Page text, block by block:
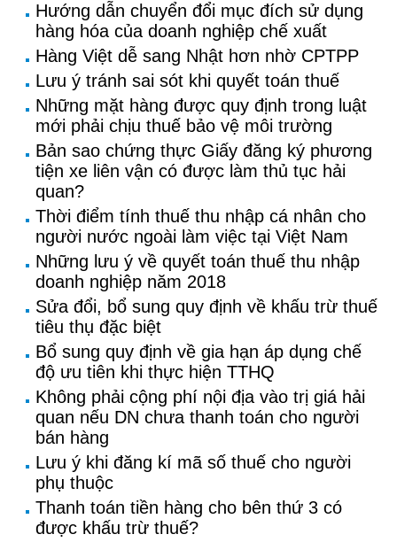
Hướng dẫn chuyển đổi mục đích sử dụng
hàng hóa của doanh nghiệp chế xuất
Hàng Việt dễ sang Nhật hơn nhờ CPTPP
Lưu ý tránh sai sót khi quyết toán thuế
Những mặt hàng được quy định trong luật
mới phải chịu thuế bảo vệ môi trường
Bản sao chứng thực Giấy đăng ký phương
tiện xe liên vận có được làm thủ tục hải
quan?
Thời điểm tính thuế thu nhập cá nhân cho
người nước ngoài làm việc tại Việt Nam
Những lưu ý về quyết toán thuế thu nhập
doanh nghiệp năm 2018
Sửa đổi, bổ sung quy định về khấu trừ thuế
tiêu thụ đặc biệt
Bổ sung quy định về gia hạn áp dụng chế
độ ưu tiên khi thực hiện TTHQ
Không phải cộng phí nội địa vào trị giá hải
quan nếu DN chưa thanh toán cho người
bán hàng
Lưu ý khi đăng kí mã số thuế cho người
phụ thuộc
Thanh toán tiền hàng cho bên thứ 3 có
được khấu trừ thuế?